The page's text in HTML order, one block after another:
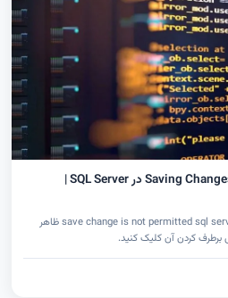
رفع خطای Saving Changes Is Not Permitted در SQL Server |
گاهی هنگام کار با دیتابیس، خطای save change is not permitted sql server ظاهر
کردن آن کلیک کنید.